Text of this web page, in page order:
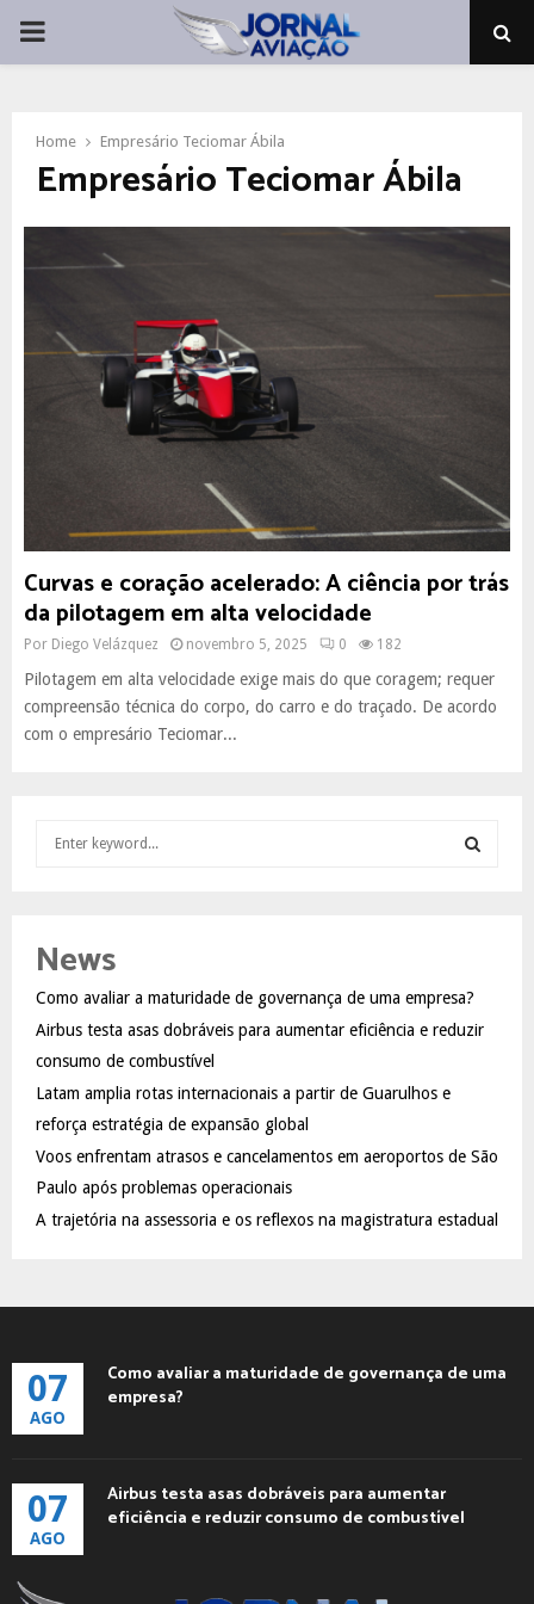
PRIMARY
Home Empresário Teciomar Ábila
Empresário Teciomar Ábila
Curvas e coração acelerado: A ciência por trás
da pilotagem em alta velocidade
Por Diego Velázquez novembro 5, 2025 0 182
Pilotagem em alta velocidade exige mais do que coragem; requer
compreensão técnica do corpo, do carro e do traçado. De acordo
com o empresário Teciomar...
h
o
r
:
R
News
Como avaliar a maturidade de governança de uma empresa?
Airbus testa asas dobráveis para aumentar eficiência e reduzir
consumo de combustível
Latam amplia rotas internacionais a partir de Guarulhos e
reforça estratégia de expansão global
Voos enfrentam atrasos e cancelamentos em aeroportos de São
Paulo após problemas operacionais
A trajetória na assessoria e os reflexos na magistratura estadual
07
AGO
Como avaliar a maturidade de governança de uma
empresa?
07
AGO
Airbus testa asas dobráveis para aumentar
eficiência e reduzir consumo de combustível